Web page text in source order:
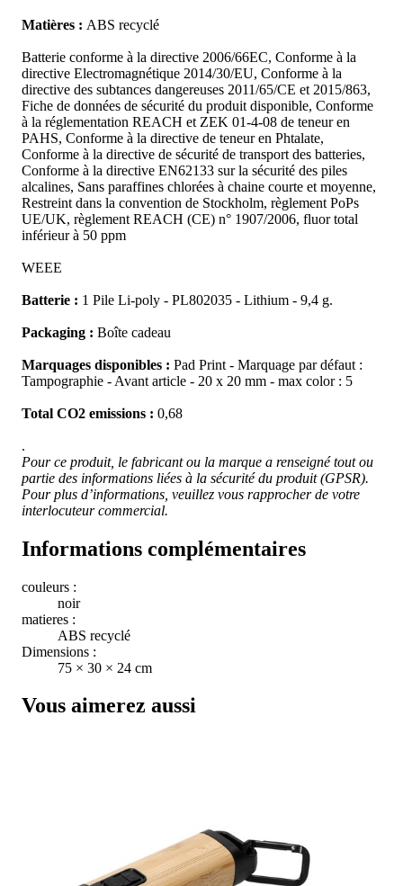
Matières : ABS recyclé
Batterie conforme à la directive 2006/66EC, Conforme à la
directive Electromagnétique 2014/30/EU, Conforme à la
directive des subtances dangereuses 2011/65/CE et 2015/863,
Fiche de données de sécurité du produit disponible, Conforme
à la réglementation REACH et ZEK 01-4-08 de teneur en
PAHS, Conforme à la directive de teneur en Phtalate,
Conforme à la directive de sécurité de transport des batteries,
Conforme à la directive EN62133 sur la sécurité des piles
alcalines, Sans paraffines chlorées à chaine courte et moyenne,
Restreint dans la convention de Stockholm, règlement PoPs
UE/UK, règlement REACH (CE) n° 1907/2006, fluor total
inférieur à 50 ppm
WEEE
Batterie : 1 Pile Li-poly - PL802035 - Lithium - 9,4 g.
Packaging : Boîte cadeau
Marquages disponibles : Pad Print - Marquage par défaut :
Tampographie - Avant article - 20 x 20 mm - max color : 5
Total CO2 emissions : 0,68
.
Pour ce produit, le fabricant ou la marque a renseigné tout ou
partie des informations liées à la sécurité du produit (GPSR).
Pour plus d’informations, veuillez vous rapprocher de votre
interlocuteur commercial.
Informations complémentaires
couleurs :
noir
matieres :
ABS recyclé
Dimensions :
75 × 30 × 24 cm
Vous aimerez aussi